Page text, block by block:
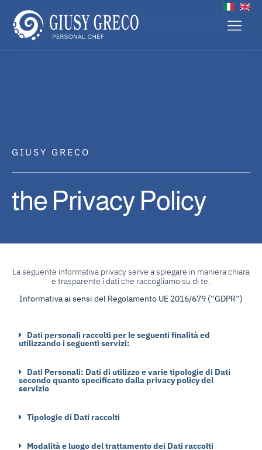
GIUSY GRECO
the Privacy Policy
La seguente informativa privacy serve a spiegare in maniera chiara
e trasparente i dati che raccogliamo su di te.
Informativa ai sensi del Regolamento UE 2016/679 (“GDPR”)
Dati personali raccolti per le seguenti finalità ed
utilizzando i seguenti servizi:
Dati Personali: Dati di utilizzo e varie tipologie di Dati
secondo quanto specificato dalla privacy policy del
servizio
Tipologie di Dati raccolti
Modalità e luogo del trattamento dei Dati raccolti